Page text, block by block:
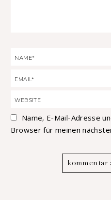
Name, E-Mail-Adresse
Browser für meinen